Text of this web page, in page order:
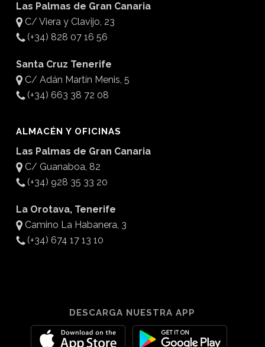
Las Palmas de Gran Canaria
C/ Viera y Clavijo, 23
(+34) 828 07 16 56
Santa Cruz Tenerife
C/ Adán Martín Menis, 5
(+34) 663 38 72 08
ALMACÉN Y OFICINAS
Las Palmas de Gran Canaria
C/ Guanaboa, 82
(+34) 928 35 33 20
La Orotava, Tenerife
Camino La Habanera, 3
(+34) 674 17 13 10
DESCARGA NUESTRA APP